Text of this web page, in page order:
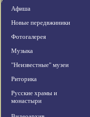
Афиша
Новые передвжиники
Фотогалерея
Музыка
"Неизвестные" музеи
Риторика
Русские храмы и
монастыри